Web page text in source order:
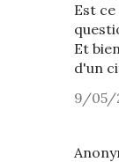
Est
Et
d'un
9/05/